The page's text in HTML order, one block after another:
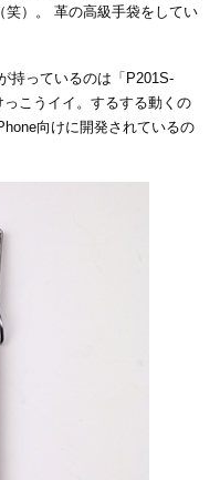
笑）。 革の高級手袋をしてい
持っているのは「P201S-
こうイイ。するする動くの
向けに開発されているの